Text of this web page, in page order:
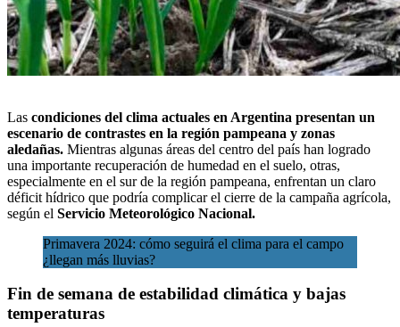
Las condiciones del clima actuales en Argentina presentan un
escenario de contrastes en la región pampeana y zonas
aledañas. Mientras algunas áreas del centro del país han logrado
una importante recuperación de humedad en el suelo, otras,
especialmente en el sur de la región pampeana, enfrentan un claro
déficit hídrico que podría complicar el cierre de la campaña agrícola,
según el Servicio Meteorológico Nacional.
Primavera 2024: cómo seguirá el clima para el campo
¿llegan más lluvias?
Fin de semana de estabilidad climática y bajas
temperaturas